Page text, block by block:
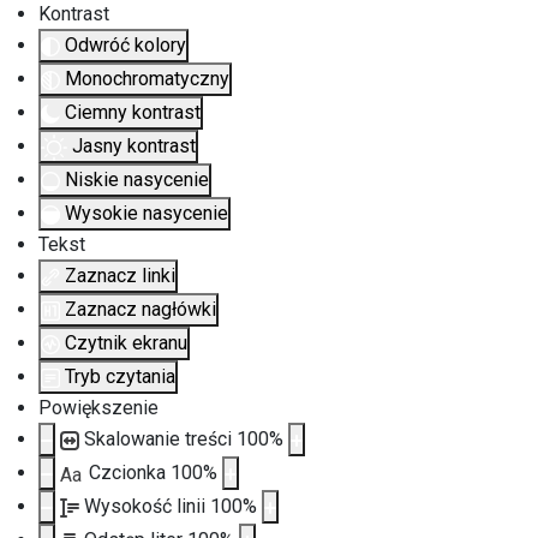
Kontrast
Odwróć kolory
Monochromatyczny
Ciemny kontrast
Jasny kontrast
Niskie nasycenie
Wysokie nasycenie
Tekst
Zaznacz linki
Zaznacz nagłówki
Czytnik ekranu
Tryb czytania
Powiększenie
Skalowanie treści 100%
Aa Czcionka 100%
Wysokość linii 100%